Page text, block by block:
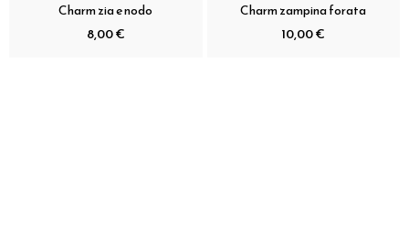
Charm zia e nodo
8,00 €
Charm zampina forata
10,00 €